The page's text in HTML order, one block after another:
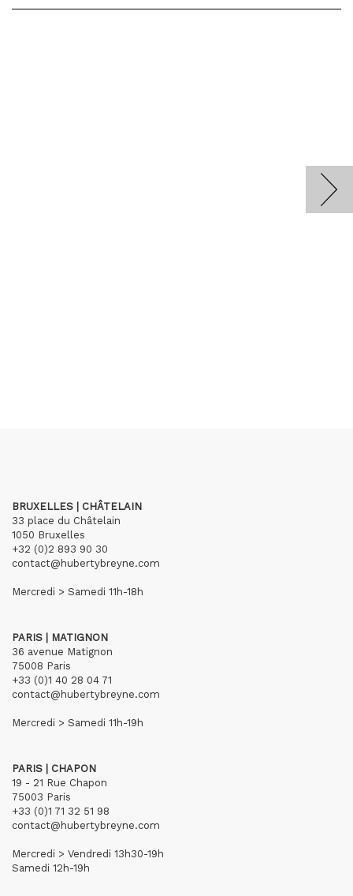
BRUXELLES | CHÂTELAIN
33 place du Châtelain
1050 Bruxelles
+32 (0)2 893 90 30
contact@hubertybreyne.com
Mercredi > Samedi 11h-18h
PARIS | MATIGNON
36 avenue Matignon
75008 Paris
+33 (0)1 40 28 04 71
contact@hubertybreyne.com
Mercredi > Samedi 11h-19h
PARIS | CHAPON
19 - 21 Rue Chapon
75003 Paris
+33 (0)1 71 32 51 98
contact@hubertybreyne.com
Mercredi > Vendredi 13h30-19h
Samedi 12h-19h